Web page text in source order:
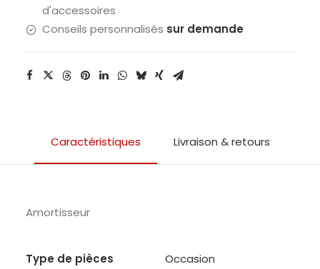
d'accessoires
Conseils personnalisés sur demande
Caractéristiques Livraison & retours
Amortisseur
Type de pièces
Occasion